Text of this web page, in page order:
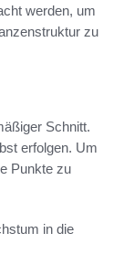
werden, um
zu
Schnitt.
erfolgen. Um
Punkte zu
in die